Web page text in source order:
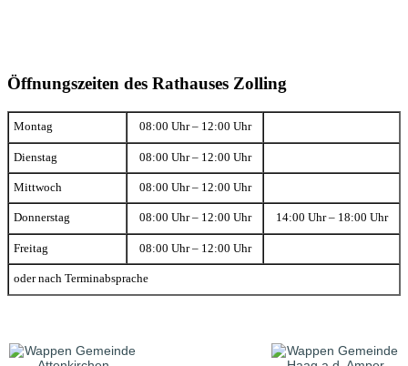
Öffnungszeiten des Rathauses Zolling
Montag 08:00 Uhr – 12:00 Uhr
Dienstag 08:00 Uhr – 12:00 Uhr
Mittwoch 08:00 Uhr – 12:00 Uhr
Donnerstag 08:00 Uhr – 12:00 Uhr 14:00 Uhr – 18:00 Uhr
Freitag 08:00 Uhr – 12:00 Uhr
oder nach Terminabsprache